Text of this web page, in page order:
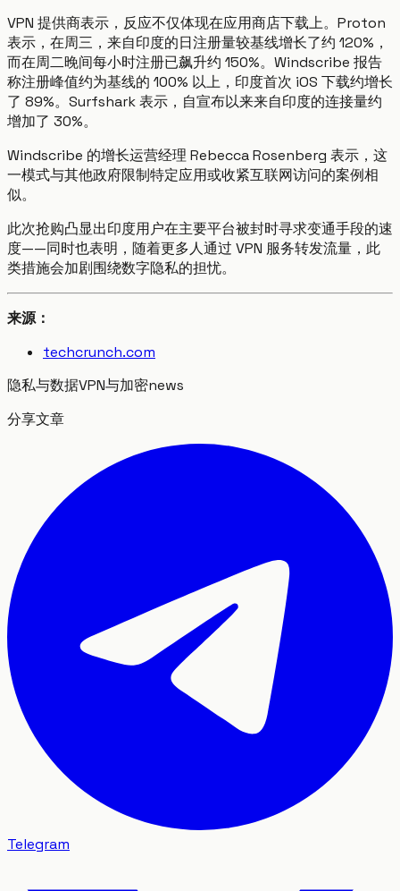
VPN 提供商表示，反应不仅体现在应用商店下载上。Proton
表示，在周三，来自印度的日注册量较基线增长了约 120%，
而在周二晚间每小时注册已飙升约 150%。Windscribe 报告
称注册峰值约为基线的 100% 以上，印度首次 iOS 下载约增长
了 89%。Surfshark 表示，自宣布以来来自印度的连接量约
增加了 30%。
Windscribe 的增长运营经理 Rebecca Rosenberg 表示，这
一模式与其他政府限制特定应用或收紧互联网访问的案例相
似。
此次抢购凸显出印度用户在主要平台被封时寻求变通手段的速
度——同时也表明，随着更多人通过 VPN 服务转发流量，此
类措施会加剧围绕数字隐私的担忧。
来源：
techcrunch.com
隐私与数据VPN与加密news
分享文章
Telegram